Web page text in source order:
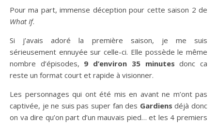
Pour ma part, immense déception pour cette saison 2 de
What If.
Si j’avais adoré la première saison, je me suis
sérieusement ennuyée sur celle-ci. Elle possède le même
nombre d’épisodes, 9 d’environ 35 minutes donc ca
reste un format court et rapide à visionner.
Les personnages qui ont été mis en avant ne m’ont pas
captivée, je ne suis pas super fan des Gardiens déjà donc
on va dire qu’on part d’un mauvais pied… et les 4 premiers